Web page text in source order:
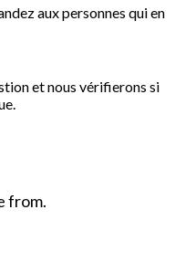
soumission.soumission.
aux personnes qui en
et nous vérifierons si
from.